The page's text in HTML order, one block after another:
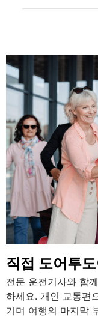
직접 도어투
전문 운전기사와 함
하세요. 개인 교통편
기며 여행의 마지막